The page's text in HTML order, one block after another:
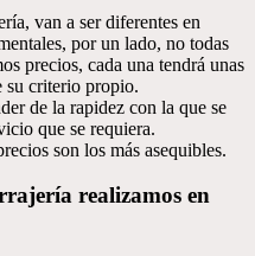
van a ser diferentes en
por un lado, no todas
precios, cada una tendrá unas
su criterio propio.
de la rapidez con la que se
que se requiera.
son los más asequibles.
realizamos en